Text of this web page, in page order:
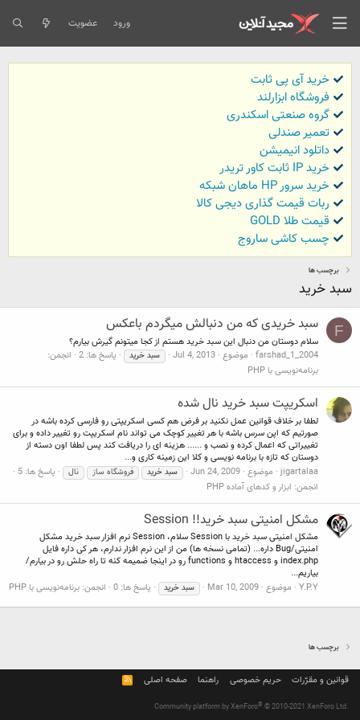
ورود عضویت
خرید آی پی ثابت
فروشگاه ابزارلند
گروه صنعتی اسکندری
تعمیر صندلی
داتلود انیمیشن
خرید IP ثابت کاور تریدر
خرید سرور HP ماهان شبکه
ربات قیمت گذاری دیجی کالا
قیمت طلا GOLD
چسب کاشی ساروج
برچسب ها
سبد خرید
F سبد خریدی که من دنبالش میگردم باعکس
سلام دوستان من دنبال این سبد خرید هستم از کجا میتونم گیرش بیارم؟
farshad_1_2004 موضوع Jul 4, 2013 سبد خرید پاسخ ها: 2
انجمن:
برنامه‌نویسی با PHP
اسکریپت سبد خرید نال شده
لطفا بر خلاف قوانین عمل نکنید بر فرض هم کسی اسکریپتی رو فارسی کرده باشه در
صورتیم که اپن سرس باشه با هر تغییر کوچک می تواند نام اسکریپت رو تغییر داده و برای
تغییراتی که اعمال کرده و نصب و ...... هزینه ای را دریافت کند پس لطفا اون دسته از
دوستان که تازه با برنامه نویسی و کلا این زمینه کاری و...
jigartalaa موضوع Jun 24, 2009 سبد خرید فروشگاه ساز نال
پاسخ ها: 5
انجمن: ابزار و کدهای آماده PHP
مشکل امنیتی سبد خرید!! Session
مشکل امنیتی سبد خرید با Session سلام، Session نرم افزار سبد خرید مشکل
امنیتی/Bug داره... (تمامی نسخه ها) من از این نرم افزار ندارم، هر کی داره فایل
index.php و htaccess و functions رو در اینجا ضمیمه کنه تا راه حلش رو در بیارم/
بیاریم...
Y.P.Y موضوع Mar 10, 2009 سبد خرید پاسخ ها: 0 انجمن: برنامه‌نویسی با PHP
برچسب ها
قوانین و مقرّرات حریم خصوصی راهنما صفحه اصلی
R
S
Community platform by XenForo® © 2010-2021 XenForo Ltd.